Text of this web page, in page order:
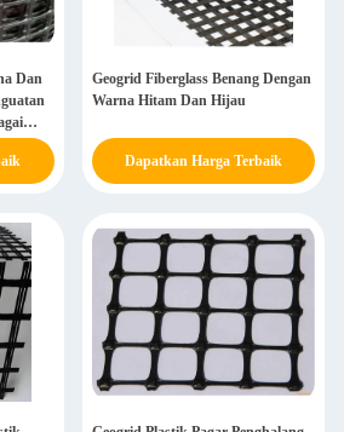
Dan
Geogrid Fiberglass Benang Dengan
Warna Hitam Dan Hijau
Dapatkan Harga Terbaik